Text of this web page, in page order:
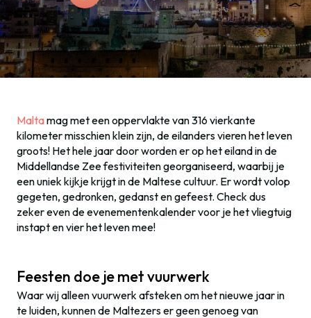
Maltamag met een oppervlakte van 316 vierkante
kilometer misschien klein zijn, de eilanders vieren het leven
groots! Het hele jaar door worden er op het eiland in de
Middellandse Zee festiviteiten georganiseerd, waarbij je
een uniek kijkje krijgt in de Maltese cultuur. Er wordt volop
gegeten, gedronken, gedanst en gefeest. Check dus
zeker even de evenementenkalender voor je het vliegtuig
instapt en vier het leven mee!
Feesten doe je met vuurwerk
Waar wij alleen vuurwerk afsteken om het nieuwe jaar in
te luiden, kunnen de Maltezers er geen genoeg van